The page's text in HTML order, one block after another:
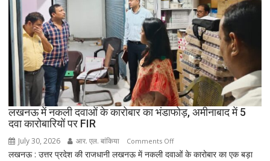
सेवा
जरूरी!
फिर
ही
कर
सकेंगे
PG,
उत्तराखंड
स्वास्थ्य
तैयार
लखनऊ में नकली दवाओं के कारोबार का भंडाफोड़, अमीनाबाद में 5
दवा कारोबारियों पर FIR
July 30, 2026 आर. एल. बांकिया Comments Offon
लखनऊ
लखनऊ : उत्तर प्रदेश की राजधानी लखनऊ में नकली दवाओं के कारोबार का एक बड़ा